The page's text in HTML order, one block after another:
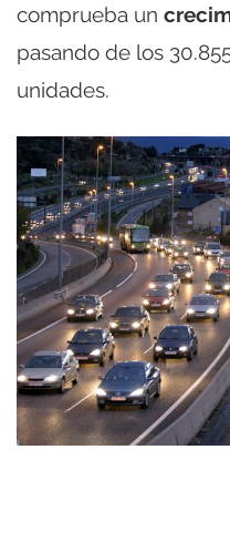
comprueba un
pasando de los
unidades.